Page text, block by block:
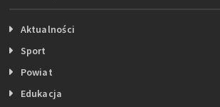
Aktualności
Sport
Powiat
Edukacja